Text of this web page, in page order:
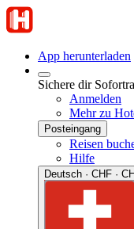
App herunterladen
Sichere dir
Anmelden
Mehr zu
Posteingang
Reisen
Hilfe
Deutsch · CHF · CH